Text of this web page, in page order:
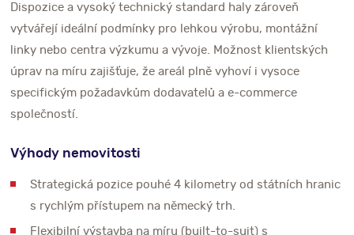
Dispozice a vysoký technický standard haly zároveň
vytvářejí ideální podmínky pro lehkou výrobu, montážní
linky nebo centra výzkumu a vývoje. Možnost klientských
úprav na míru zajišťuje, že areál plně vyhoví i vysoce
specifickým požadavkům dodavatelů a e-commerce
společností.
Výhody nemovitosti
Strategická pozice pouhé 4 kilometry od státních hranic
s rychlým přístupem na německý trh.
Flexibilní výstavba na míru (built-to-suit) s